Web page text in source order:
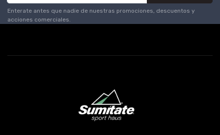
Enterate antes que nadie de nuestras promociones, descuentos y
acciones comerciales.